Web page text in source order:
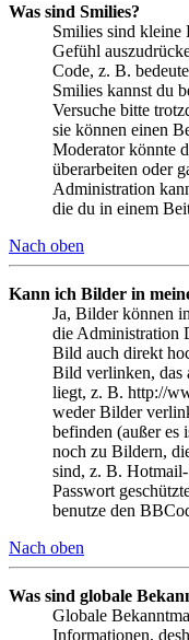
Was sind Smilies?
Smilies sind kleine
Gefühl
Code, z. B.
Smilies kannst du
Versuche bitte
sie können einen
Moderator könnte
überarbeiten oder
Administration
die du in einem
Nach oben
Kann ich Bilder in
Ja, Bilder können
die Administration
Bild auch direkt
Bild verlinken, das
liegt, z. B. http://
weder Bilder
befinden (außer es
noch zu Bildern,
sind, z. B.
Passwort
benutze den
Nach oben
Was sind globale
Globale
Informationen,